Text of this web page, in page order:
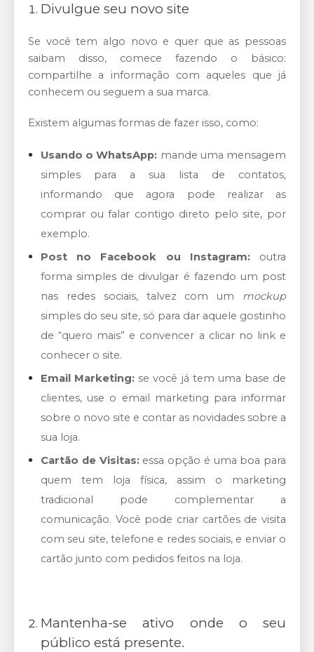
Divulgue seu novo site
Se você tem algo novo e quer que as pessoas
saibam disso, comece fazendo o básico:
compartilhe a informação com aqueles que já
conhecem ou seguem a sua marca.
Existem algumas formas de fazer isso, como:
Usando o WhatsApp: mande uma mensagem
simples para a sua lista de contatos,
informando que agora pode realizar as
comprar ou falar contigo direto pelo site, por
exemplo.
Post no Facebook ou Instagram:outra
forma simples de divulgar é fazendo um post
nas redes sociais, talvez com um mockup
simples do seu site, só para dar aquele gostinho
de “quero mais” e convencer a clicar no link e
conhecer o site.
Email Marketing: se você já tem uma base de
clientes, use o email marketing para informar
sobre o novo site e contar as novidades sobre a
sua loja.
Cartão de Visitas:essa opção é uma boa para
quem tem loja física, assim o marketing
tradicional pode complementar a
comunicação. Você pode criar cartões de visita
com seu site, telefone e redes sociais, e enviar o
cartão junto com pedidos feitos na loja.
Mantenha-se ativo onde o seu
público está presente.